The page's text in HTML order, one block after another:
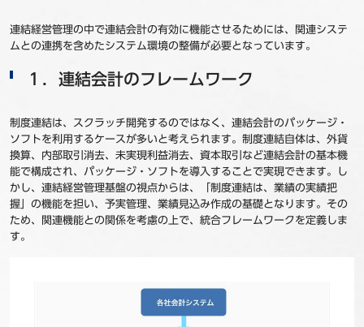
連結経営管理の中で連結会計の有効に機能させるためには、関連システ
ムとの連携を含めたシステム環境の整備が必要となっています。
１．連結会計のフレームワーク
制度連結は、スクラッチ開発するのではなく、連結会計のパッケージ・
ソフトを利用するケースが多いと考えられます。制度連結自体は、外貨
換算、内部取引消去、未実現利益消去、資本取引など連結会計の基本機
能で構成され、パッケージ・ソフトを導入することで実現できます。し
かし、連結経営管理基盤の視点からは、「制度連結は、業績の実績把
握」の機能を担い、予実管理、業績見込み作成の基礎となります。その
ため、関連機能との関係を考慮の上で、統合フレームワークを定義しま
す。